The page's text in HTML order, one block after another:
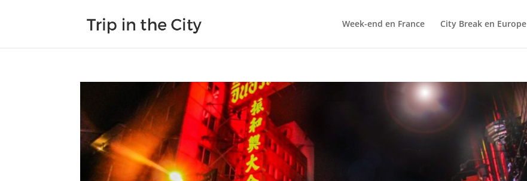
Week-end en France City Break en Europe